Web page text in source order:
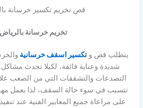
قص تخريم تكسير خرسانة
تخريم خرسانة بالرياض
يتطلب قص وتكسير اسقف خرسانية
شديدة وعناية فائقة، لكيلا تحدث
التصدعات والتشققات التي من الصعب
تتسبب في سوء حالة السقف، لذا يعمل
على مراعاة جميع المعايير الفنية عند